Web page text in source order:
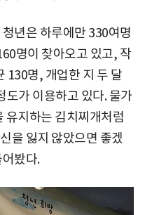
년은 하루에만 330여명
명이 찾아오고 있고, 작
130명, 개업한 지 두 달
도가 이용하고 있다. 물가
유지하는 김치찌개처럼
을 잃지 않았으면 좋겠
봤다.